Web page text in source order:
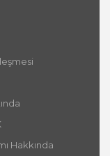
Hakkında